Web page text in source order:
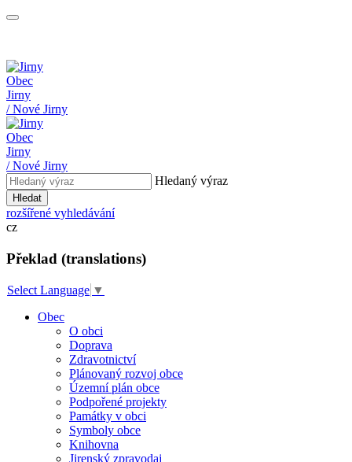
Obec
Jirny
/ Nové Jirny
Obec
Jirny
/ Nové Jirny
Hledaný výraz
Hledat
rozšířené vyhledávání
cz
Překlad (translations)
Select Language ▼
Obec
O obci
Doprava
Zdravotnictví
Plánovaný rozvoj obce
Územní plán obce
Podpořené projekty
Památky v obci
Symboly obce
Knihovna
Jirenský zpravodaj